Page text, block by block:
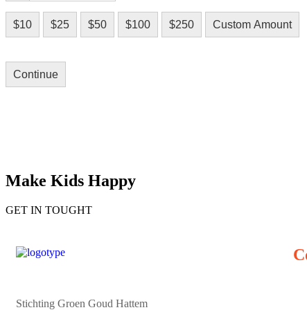
$10 $25 $50 $100 $250 Custom Amount
Continue
Make Kids Happy
GET IN TOUGHT
Stichting Groen Goud Hattem